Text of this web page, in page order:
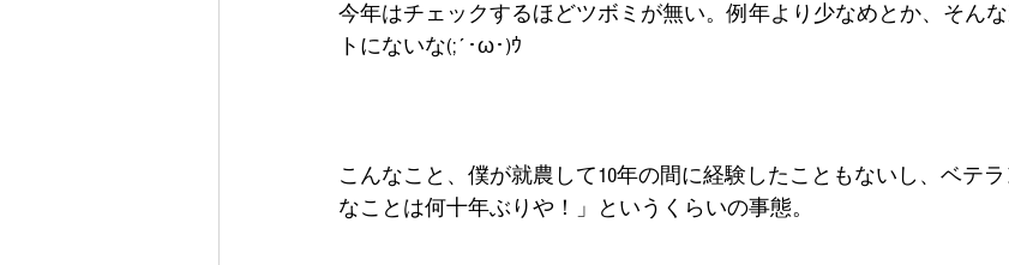
今年はチェックするほどツボミが無い。例年より少なめとか、そん
トにないな(;´･ω･)ｳ
こんなこと、僕が就農して10年の間に経験したこともないし、ベテ
なことは何十年ぶりや！」というくらいの事態。